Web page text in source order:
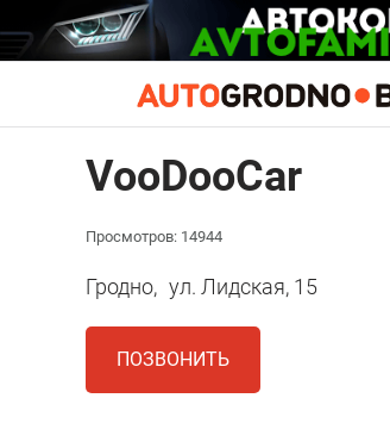
VooDooCar
Просмотров: 14944
Гродно, ул. Лидская, 15
ПОЗВОНИТЬ